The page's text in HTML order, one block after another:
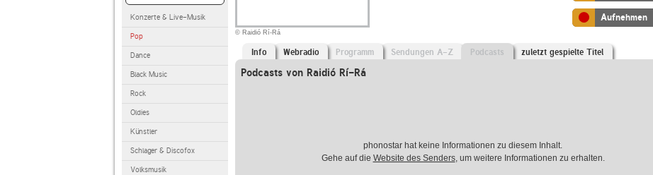
Konzerte & Live-Musik
Pop
Dance
Black Music
Rock
Oldies
Künstler
Schlager & Discofox
Volksmusik
© Raidió Rí-Rá
Aufnehmen
Info Webradio Programm Sendungen A-Z Podcasts zuletzt gespielte Titel
Podcasts von Raidió Rí-Rá
phonostar hat keine Informationen zu diesem Inhalt.
Gehe auf die Website des Senders, um weitere Informationen zu erhalten.